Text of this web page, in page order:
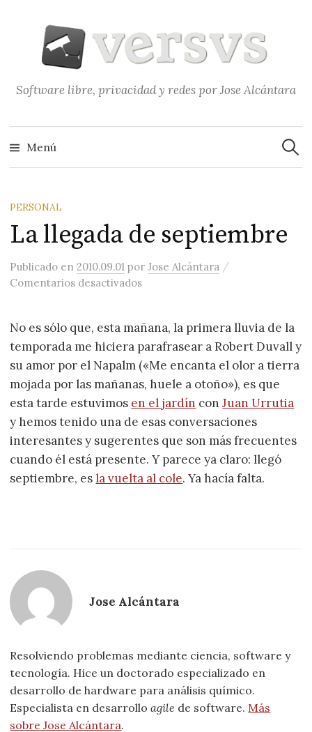
contenido
Software libre, privacidad y redes por Jose Alcántara
Menú
PERSONAL
La llegada de septiembre
Publicado en2010.09.01 porJose Alcántara /
Comentarios desactivadosen La llegada de septiembre
No es sólo que, esta mañana, la primera lluvia de la
temporada me hiciera parafrasear a Robert Duvall y
su amor por el Napalm («Me encanta el olor a tierra
mojada por las mañanas, huele a otoño»), es que
esta tarde estuvimos en el jardín conJuan Urrutia
y hemos tenido una de esas conversaciones
interesantes y sugerentes que son más frecuentes
cuando él está presente. Y parece ya claro: llegó
septiembre, esla vuelta al cole. Ya hacía falta.
Jose Alcántara
Resolviendo problemas mediante ciencia, software y
tecnología. Hice un doctorado especializado en
desarrollo de hardware para análisis químico.
Especialista en desarrolloagile de software. Más
sobre Jose Alcántara.